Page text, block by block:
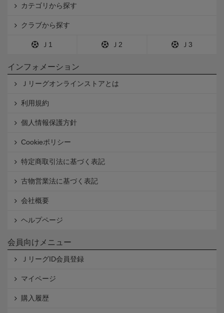
カテゴリから探す
クラブから探す
Ｊ1 Ｊ2 Ｊ3
インフォメーション
Ｊリーグオンラインストアとは
利用規約
個人情報保護方針
Cookieポリシー
特定商取引法に基づく表記
古物営業法に基づく表記
会社概要
ヘルプページ
会員向けメニュー
ＪリーグID会員登録
マイページ
購入履歴